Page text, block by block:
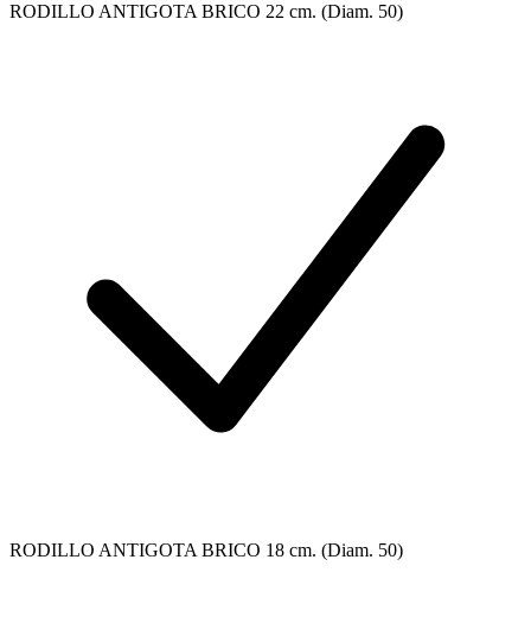
RODILLO ANTIGOTA BRICO 22 cm. (Diam. 50)
RODILLO ANTIGOTA BRICO 18 cm. (Diam. 50)